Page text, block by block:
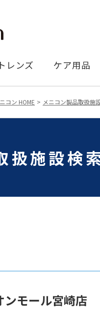
レンズ ケア用品
コン HOME メニコン製品取扱施
扱施設
モール宮崎店